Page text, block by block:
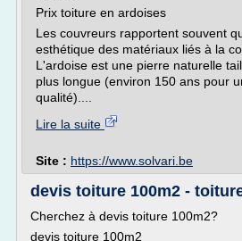
Prix toiture en ardoises
Les couvreurs rapportent souvent
esthétique des matériaux liés à la
L'ardoise est une pierre naturelle
plus longue (environ 150 ans pour
qualité)....
Lire la suite
Site : https://www.solvari.be
devis toiture 100m2 -
Cherchez à devis toiture 100m2?
devis toiture 100m2